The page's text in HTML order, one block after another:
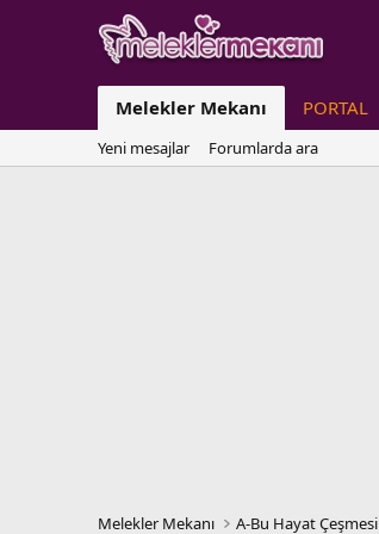
Melekler Mekanı PORTAL
Yeni mesajlar Forumlarda ara
Melekler Mekanı A-Bu Hayat Çeşmesi